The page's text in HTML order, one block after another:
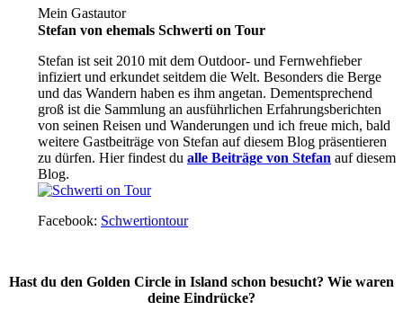
Mein Gastautor
Stefan von ehemals Schwerti on Tour
Stefan ist seit 2010 mit dem Outdoor- und Fernwehfieber
infiziert und erkundet seitdem die Welt. Besonders die Berge
und das Wandern haben es ihm angetan. Dementsprechend
groß ist die Sammlung an ausführlichen Erfahrungsberichten
von seinen Reisen und Wanderungen und ich freue mich, bald
weitere Gastbeiträge von Stefan auf diesem Blog präsentieren
zu dürfen. Hier findest du alle Beiträge von Stefan auf diesem
Blog.
Facebook: Schwertiontour
Hast du den Golden Circle in Island schon besucht? Wie waren
deine Eindrücke?